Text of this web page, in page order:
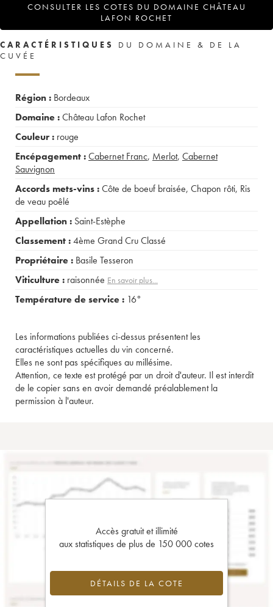
CONSULTER LES COTES DU DOMAINE CHÂTEAU
LAFON ROCHET
CARACTÉRISTIQUES
DU DOMAINE & DE LA
CUVÉE
Région : Bordeaux
Domaine :Château Lafon Rochet
Couleur : rouge
Encépagement :Cabernet Franc, Merlot, Cabernet
Sauvignon
Accords mets-vins :Côte de boeuf braisée, Chapon rôti, Ris
de veau poêlé
Appellation : Saint-Estèphe
Classement :4ème Grand Cru Classé
Propriétaire : Basile Tesseron
Viticulture : raisonnée En savoir plus...
Température de service : 16°
Les informations publiées ci-dessus présentent les
caractéristiques actuelles du vin concerné.
Elles ne sont pas spécifiques au millésime.
Attention, ce texte est protégé par un droit d'auteur. Il est interdit
de le copier sans en avoir demandé préalablement la
permission à l'auteur.
Accès gratuit et illimité
aux statistiques de plus de 150 000 cotes
DÉTAILS DE LA COTE